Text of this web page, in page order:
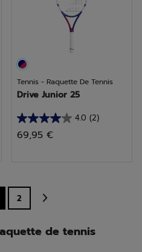
Tennis - Raquette De Tennis
Drive Junior 25
4.0 (2)
4.0
sur
2
avis
69,95 €
2
de tennis